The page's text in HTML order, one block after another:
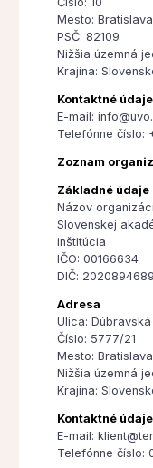
Mesto:
PSČ: 82109
Nižšia územná
Krajina:
Kontaktné údaje
E-mail:
Telefónne číslo:
Zoznam
Základné
Názov
Slovenskej
inštitúcia
IČO: 00166634
DIČ: 2020894689
Adresa
Ulica:
Číslo: 5777/21
Mesto:
Nižšia územná
Krajina:
Kontaktné údaje
E-mail:
Telefónne číslo: